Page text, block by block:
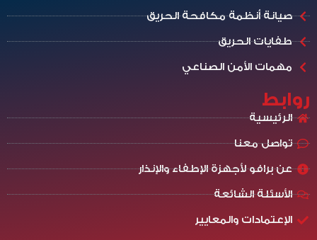
صيانة أنظمة مكافحة الحريق
طفايات الحريق
مهمات الأمن الصناعي
روابط
الرئيسية
تواصل معنا
عن برافو لأجهزة الإطفاء والإنذار
الأسئلة الشائعة
الإعتمادات والمعايير